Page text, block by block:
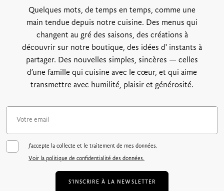
Quelques mots, de temps en temps, comme une
main tendue depuis notre cuisine. Des menus qui
changent au gré des saisons, des créations à
découvrir sur notre boutique, des idées d' instants à
partager. Des nouvelles simples, sincères — celles
d’une famille qui cuisine avec le cœur, et qui aime
transmettre avec humilité, plaisir et générosité.
J'accepte la collecte et le traitement de mes données.
Voir la politique de confidentialité des données.
S’INSCRIRE À LA NEWSLETTER